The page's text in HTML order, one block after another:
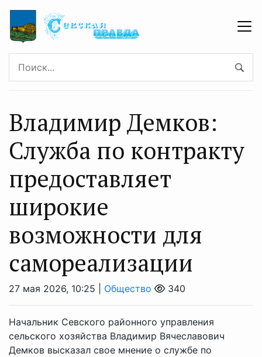
Владимир Демков:
Служба по контракту
предоставляет
широкие
возможности для
самореализации
27 мая 2026, 10:25 | Общество 340
Начальник Севского районного управления
сельского хозяйства Владимир Вячеславович
Демков высказал свое мнение о службе по